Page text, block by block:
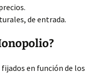
de entrada.
en función de los